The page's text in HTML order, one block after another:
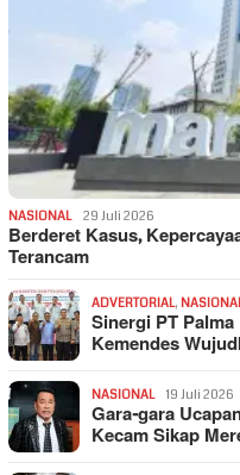
NASIONAL 29 Juli 2026
Berderet Kasus,
Terancam
ADVERTORIAL,
Sinergi PT
Kemendes
NASIONAL 19 Juli 2026
Gara-gara
Kecam Sikap